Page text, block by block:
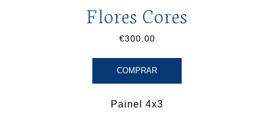
Flores Cores
€300.00
COMPRAR
Painel 4x3